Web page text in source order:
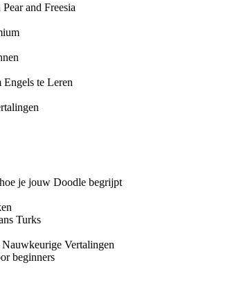
and Freesia
Engels te Leren
je jouw Doodle begrijpt
Turks
Vertalingen
beginners